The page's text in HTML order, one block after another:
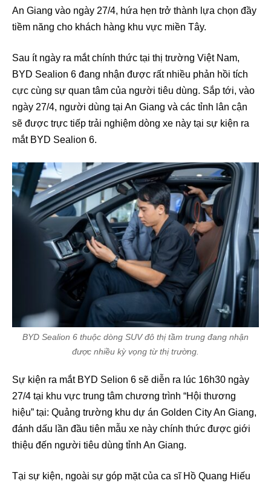
An Giang vào ngày 27/4, hứa hẹn trở thành lựa chọn đầy
tiềm năng cho khách hàng khu vực miền Tây.
Sau ít ngày ra mắt chính thức tại thị trường Việt Nam,
BYD Sealion 6 đang nhận được rất nhiều phản hồi tích
cực cùng sự quan tâm của người tiêu dùng. Sắp tới, vào
ngày 27/4, người dùng tại An Giang và các tỉnh lân cận
sẽ được trực tiếp trải nghiệm dòng xe này tại sự kiện ra
mắt BYD Sealion 6.
BYD Sealion 6 thuộc dòng SUV đô thị tầm trung đang nhận
được nhiều kỳ vọng từ thị trường.
Sự kiện ra mắt BYD Selion 6 sẽ diễn ra lúc 16h30 ngày
27/4 tại khu vực trung tâm chương trình “Hội thương
hiệu” tại: Quảng trường khu dự án Golden City An Giang,
đánh dấu lần đầu tiên mẫu xe này chính thức được giới
thiệu đến người tiêu dùng tỉnh An Giang.
Tại sự kiện, ngoài sự góp mặt của ca sĩ Hồ Quang Hiếu